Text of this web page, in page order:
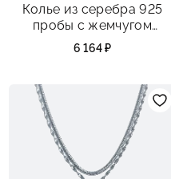
Колье из серебра 925
пробы с жемчугом
абалон
6 164 ₽